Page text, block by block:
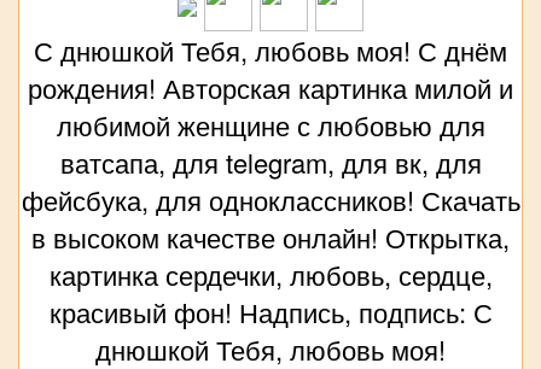
С днюшкой Тебя, любовь моя! С днём
рождения! Авторская картинка милой и
любимой женщине с любовью для
ватсапа, для telegram, для вк, для
фейсбука, для одноклассников! Скачать
в высоком качестве онлайн! Открытка,
картинка сердечки, любовь, сердце,
красивый фон! Надпись, подпись: С
днюшкой Тебя, любовь моя!